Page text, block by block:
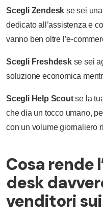
Scegli Zendesk se sei
dedicato all’assistenza e
vanno ben oltre l’e-
Scegli Freshdesk se sei
soluzione economica
Scegli Help Scoutse la
che dia un tocco umano,
con un volume giornaliero
Cosa rende
desk
venditori